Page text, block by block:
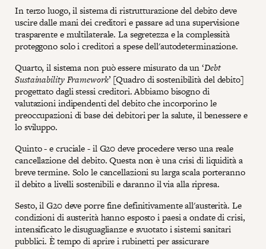
In terzo luogo, il sistema di ristrutturazione del debito deve
uscire dalle mani dei creditori e passare ad una supervisione
trasparente e multilaterale. La segretezza e la complessità
proteggono solo i creditori a spese dell'autodeterminazione.
Quarto, il sistema non può essere misurato da un ‘Debt
Sustainability Framework’ [Quadro di sostenibilità del debito]
progettato dagli stessi creditori. Abbiamo bisogno di
valutazioni indipendenti del debito che incorporino le
preoccupazioni di base dei debitori per la salute, il benessere e
lo sviluppo.
Quinto - e cruciale - il G20 deve procedere verso una reale
cancellazione del debito. Questa non è una crisi di liquidità a
breve termine. Solo le cancellazioni su larga scala porteranno
il debito a livelli sostenibili e daranno il via alla ripresa.
Sesto, il G20 deve porre fine definitivamente all'austerità. Le
condizioni di austerità hanno esposto i paesi a ondate di crisi,
intensificato le disuguaglianze e svuotato i sistemi sanitari
pubblici. È tempo di aprire i rubinetti per assicurare